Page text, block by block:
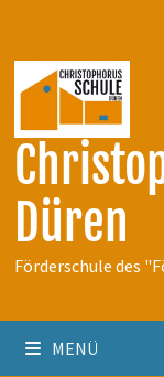
springen
Düren
Förderschule des
MENÜ